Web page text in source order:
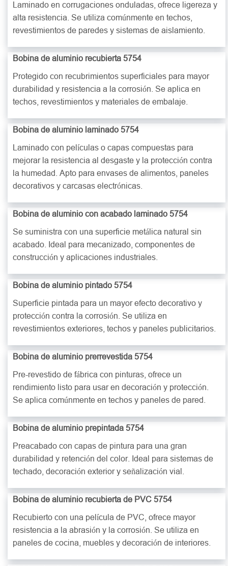
Laminado en corrugaciones onduladas, ofrece ligereza y
alta resistencia. Se utiliza comúnmente en techos,
revestimientos de paredes y sistemas de aislamiento.
Bobina de aluminio recubierta 5754
Protegido con recubrimientos superficiales para mayor
durabilidad y resistencia a la corrosión. Se aplica en
techos, revestimientos y materiales de embalaje.
Bobina de aluminio laminado 5754
Laminado con películas o capas compuestas para
mejorar la resistencia al desgaste y la protección contra
la humedad. Apto para envases de alimentos, paneles
decorativos y carcasas electrónicas.
Bobina de aluminio con acabado laminado 5754
Se suministra con una superficie metálica natural sin
acabado. Ideal para mecanizado, componentes de
construcción y aplicaciones industriales.
Bobina de aluminio pintado 5754
Superficie pintada para un mayor efecto decorativo y
protección contra la corrosión. Se utiliza en
revestimientos exteriores, techos y paneles publicitarios.
Bobina de aluminio prerrevestida 5754
Pre-revestido de fábrica con pinturas, ofrece un
rendimiento listo para usar en decoración y protección.
Se aplica comúnmente en techos y paneles de pared.
Bobina de aluminio prepintada 5754
Preacabado con capas de pintura para una gran
durabilidad y retención del color. Ideal para sistemas de
techado, decoración exterior y señalización vial.
Bobina de aluminio recubierta de PVC 5754
Recubierto con una película de PVC, ofrece mayor
resistencia a la abrasión y la corrosión. Se utiliza en
paneles de cocina, muebles y decoración de interiores.